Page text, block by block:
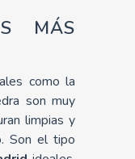
MÁS
como la
son muy
limpias y
Son el tipo